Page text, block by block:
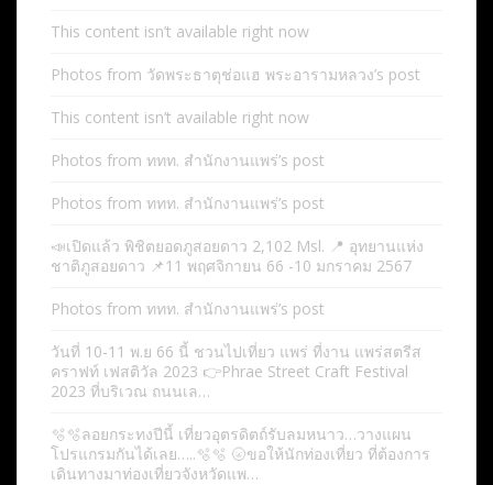
This content isn’t available right now
Photos from วัดพระธาตุช่อแฮ พระอารามหลวง’s post
This content isn’t available right now
Photos from ททท. สำนักงานแพร่’s post
Photos from ททท. สำนักงานแพร่’s post
📣เปิดแล้ว พิชิตยอดภูสอยดาว 2,102 Msl. 📍 อุทยานแห่ง
ชาติภูสอยดาว 📌11 พฤศจิกายน 66 -10 มกราคม 2567
Photos from ททท. สำนักงานแพร่’s post
วันที่ 10-11 พ.ย 66 นี้ ชวนไปเที่ยว แพร่ ที่งาน แพร่สตรีส
คราฟท์ เฟสติวัล 2023 👉Phrae Street Craft Festival
2023 ที่บริเวณ ถนนเล…
🫧🫧ลอยกระทงปีนี้ เที่ยวอุตรดิตถ์รับลมหนาว…วางแผน
โปรแกรมกันได้เลย…..🫧🫧 🌝ขอให้นักท่องเที่ยว ที่ต้องการ
เดินทางมาท่องเที่ยวจังหวัดแพ…